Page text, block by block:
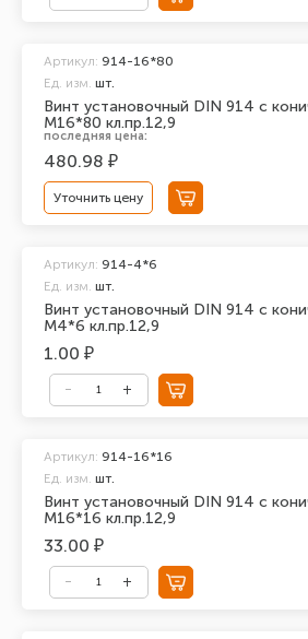
Винт установочный DIN 914 с
М16*80 кл.пр.12,9
Артикул: 914-16*80
Ед. изм. шт.
последняя цена:
480.98 ₽
Уточнить цену
Винт установочный DIN 914 с
М4*6 кл.пр.12,9
Артикул: 914-4*6
Ед. изм. шт.
1.00 ₽
Винт установочный DIN 914 с
М16*16 кл.пр.12,9
Артикул: 914-16*16
Ед. изм. шт.
33.00 ₽